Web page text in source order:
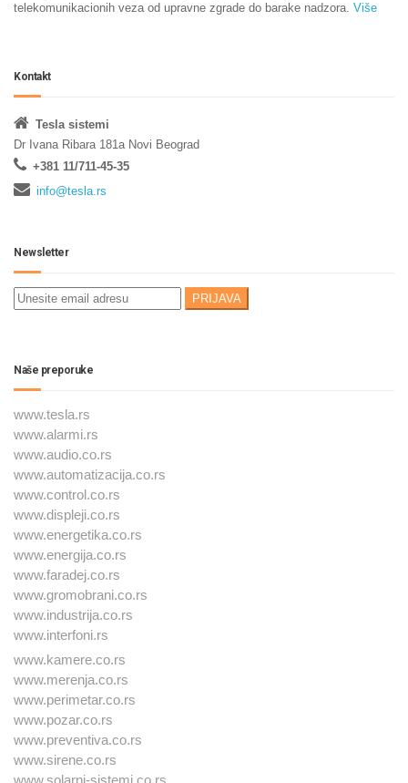
telekomunikacionih veza od upravne zgrade do barake nadzora. Više
Kontakt
Tesla sistemi
Dr Ivana Ribara 181a Novi Beograd
+381 11/711-45-35
info@tesla.rs
Newsletter
Naše preporuke
www.tesla.rs
www.alarmi.rs
www.audio.co.rs
www.automatizacija.co.rs
www.control.co.rs
www.displeji.co.rs
www.energetika.co.rs
www.energija.co.rs
www.faradej.co.rs
www.gromobrani.co.rs
www.industrija.co.rs
www.interfoni.rs
www.kamere.co.rs
www.merenja.co.rs
www.perimetar.co.rs
www.pozar.co.rs
www.preventiva.co.rs
www.sirene.co.rs